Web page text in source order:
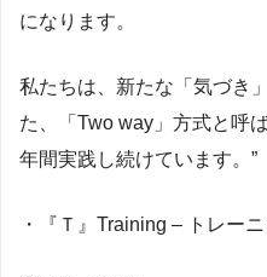
になります。
私たちは、新たな「気づき
た、「Two way」方式と呼
年間実践し続けています。”
・『Ｔ』Training – トレー